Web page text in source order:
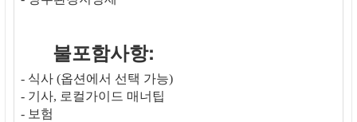
불포함사항:
- 식사 (옵션에서 선택 가능)
- 기사, 로컬가이드 매너팁
- 보험